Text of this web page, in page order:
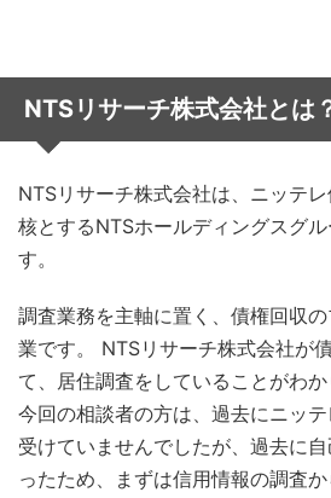
NTSリサーチ株式会社とは
NTSリサーチ株式会社は、ニッテ
核とするNTSホールディングスグ
す。
調査業務を主軸に置く、債権回収
業です。 NTSリサーチ株式会社が
て、居住調査をしていることがわか
今回の相談者の方は、過去にニッ
受けていませんでしたが、過去に
ったため、まずは信用情報の調査